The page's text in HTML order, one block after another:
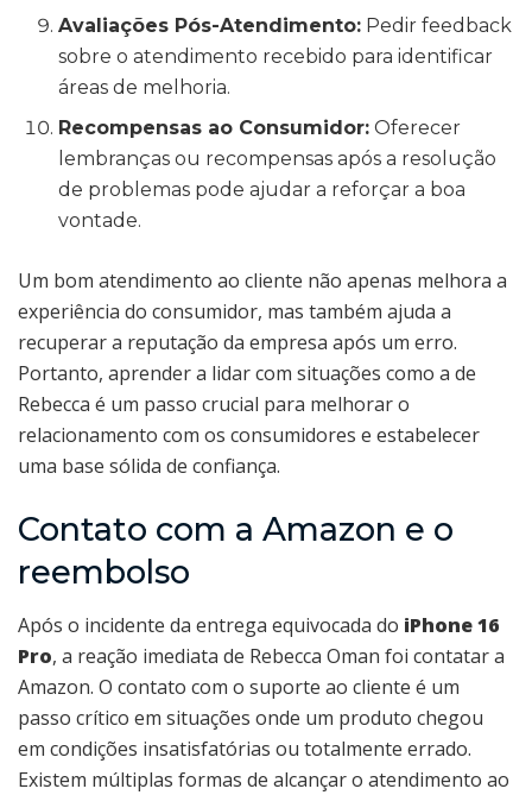
Avaliações Pós-Atendimento: Pedir feedback
sobre o atendimento recebido para identificar
áreas de melhoria.
Recompensas ao Consumidor: Oferecer
lembranças ou recompensas após a resolução
de problemas pode ajudar a reforçar a boa
vontade.
Um bom atendimento ao cliente não apenas melhora a
experiência do consumidor, mas também ajuda a
recuperar a reputação da empresa após um erro.
Portanto, aprender a lidar com situações como a de
Rebecca é um passo crucial para melhorar o
relacionamento com os consumidores e estabelecer
uma base sólida de confiança.
Contato com a Amazon e o
reembolso
Após o incidente da entrega equivocada do iPhone 16
Pro, a reação imediata de Rebecca Oman foi contatar a
Amazon. O contato com o suporte ao cliente é um
passo crítico em situações onde um produto chegou
em condições insatisfatórias ou totalmente errado.
Existem múltiplas formas de alcançar o atendimento ao